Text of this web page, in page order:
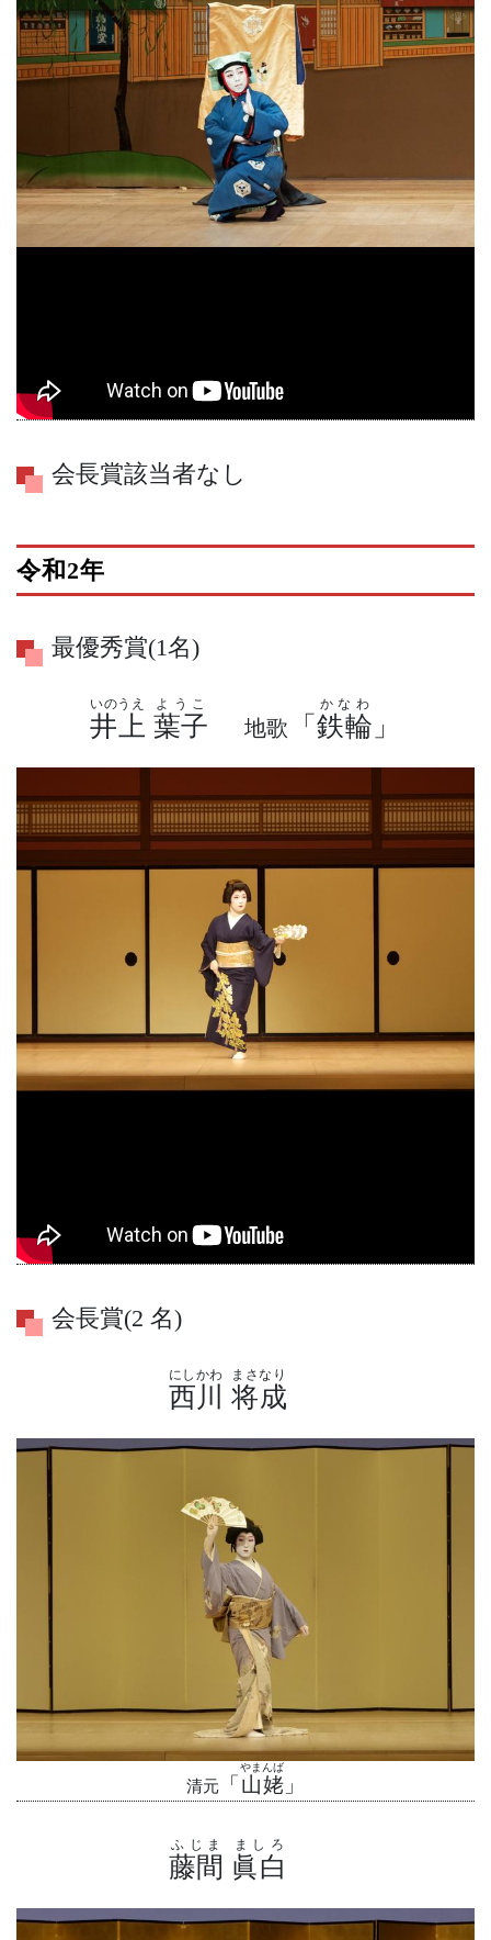
会長賞該当者なし
令和2年
最優秀賞(1名)
井上
いのうえ
葉子
ようこ
地歌 「鉄輪
かなわ
」
会長賞(2 名)
西川
にしかわ
将成
まさなり
清元 「 山姥
やまんば
」
藤間
ふじま
眞白
ましろ